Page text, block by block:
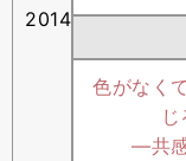
2014
色がなく
じ
―共